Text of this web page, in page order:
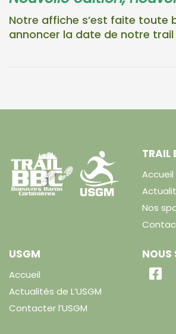
Notre affiche s’est faite toute
annoncer la date de notre trail
TRAIL
Accueil
Nos
USGM
Accueil
Actualités de L’USGM
Contacter l’USGM
NOUS